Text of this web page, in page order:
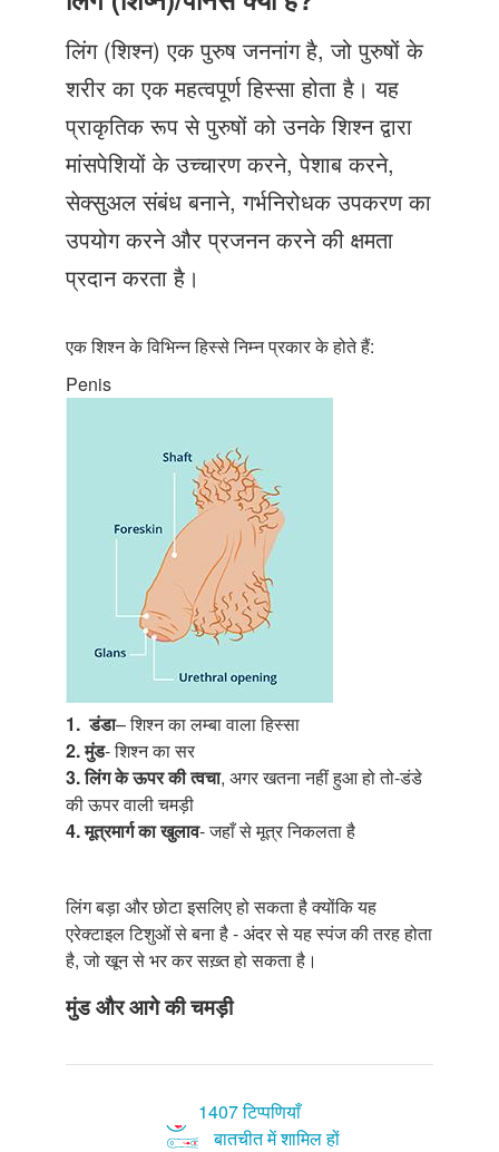
Just Poocho
संपर्क करें
लिंग (शिश्न) एक पुरुष जननांग है, जो पुरुषों के
शरीर का एक महत्वपूर्ण हिस्सा होता है। यह
प्राकृतिक रूप से पुरुषों को उनके शिश्न द्वारा
मांसपेशियों के उच्चारण करने, पेशाब करने,
सेक्सुअल संबंध बनाने, गर्भनिरोधक उपकरण का
उपयोग करने और प्रजनन करने की क्षमता
प्रदान करता है।
एक शिश्न के विभिन्न हिस्से निम्न प्रकार के होते हैं:
Penis
1. डंडा– शिश्न का लम्बा वाला हिस्सा
2.मुंड- शिश्न का सर
3. लिंग के ऊपर की त्वचा, अगर खतना नहीं हुआ हो तो-डंडे
की ऊपर वाली चमड़ी
4. मूत्रमार्ग का खुलाव- जहाँ से मूत्र निकलता है
लिंग बड़ा और छोटा इसलिए हो सकता है क्योंकि यह
एरेक्टाइल टिशुओं से बना है - अंदर से यह स्पंज की तरह होता
है, जो खून से भर कर सख़्त हो सकता है।
मुंड और आगे की चमड़ी
1407 टिप्पणियाँ
बातचीत में शामिल हों